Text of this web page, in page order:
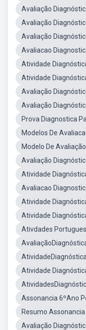
Avaliação
Avaliação
Avaliação
Avaliacao
Atividade
Atividade
Avaliação
Avaliação
Prova Diagnostica
Modelos De
Modelo De
Avaliação
Atividade
Avaliacao
Atividade
Atividade
Ativdades
Atividade
Assonancia 6ºAno
Resumo
Avaliação